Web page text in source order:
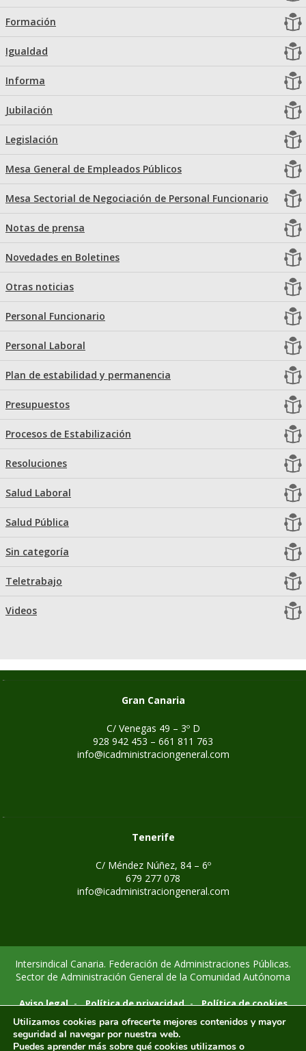
Formación
Igualdad
Informa
Jubilación
Legislación
Mesa General de Empleados Públicos
Mesa Sectorial de Negociación de Personal Funcionario
Notas de prensa
Novedades en Boletines
Otras noticias
Personal Funcionario
Personal Laboral
Plan de estabilidad y permanencia
Presupuestos
Procesos de Estabilización
Resoluciones
Salud Laboral
Salud Pública
Sin categoría
Teletrabajo
Videos
Gran Canaria
C/ Venegas 49 – 3º D
928 942 453 – 661 811 763
info@icadministraciongeneral.com
Tenerife
C/ Méndez Núñez, 84 – 6º
679 277 078
info@icadministraciongeneral.com
Intersindical Canaria. Federación de Administraciones Públicas.
Sector de Administración General de la Comunidad Autónoma
Aviso legal-Política de privacidad-Política de cookies
Utilizamos cookies para ofrecerte mejores contenidos y mayor
seguridad al navegar por nuestra web.
Puedes aprender más sobre qué cookies utilizamos o